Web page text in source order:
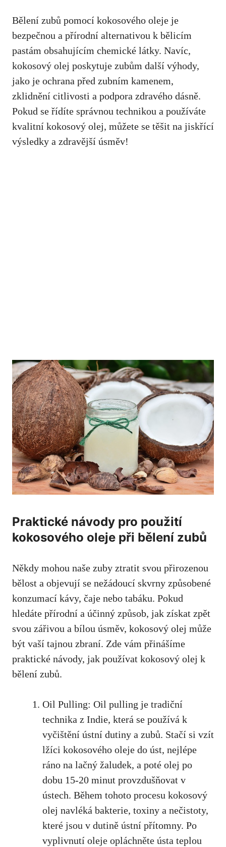
Bělení zubů pomocí kokosového oleje je
bezpečnou a přírodní alternativou k bělicím
pastám obsahujícím chemické látky. Navíc,
kokosový olej poskytuje zubům další výhody,
jako je ochrana před zubním kamenem,
zklidnění citlivosti a podpora zdravého dásně.
Pokud se řídíte správnou technikou a používáte
kvalitní kokosový olej, můžete se těšit na jiskřící
výsledky a zdravější úsměv!
Praktické návody pro použití
kokosového oleje při bělení zubů
Někdy mohou naše zuby ztratit svou přirozenou
bělost a objevují se nežádoucí skvrny způsobené
konzumací kávy, čaje nebo tabáku. Pokud
hledáte přírodní a účinný způsob, jak získat zpět
svou zářivou a bílou úsměv, kokosový olej může
být vaší tajnou zbraní. Zde vám přinášíme
praktické návody, jak používat kokosový olej k
bělení zubů.
Oil Pulling: Oil pulling je tradiční
technika z Indie, která se používá k
vyčištění ústní dutiny a zubů. Stačí si vzít
lžíci kokosového oleje do úst, nejlépe
ráno na lačný žaludek, a poté olej po
dobu 15-20 minut provzdušňovat v
ústech. Během tohoto procesu kokosový
olej navléká bakterie, toxiny a nečistoty,
které jsou v dutině ústní přítomny. Po
vyplivnutí oleje opláchněte ústa teplou